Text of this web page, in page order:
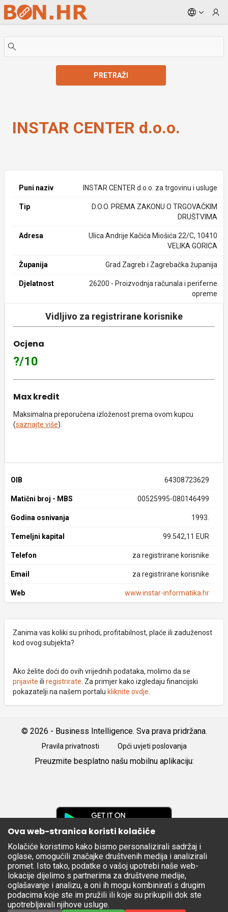
Skip to Main Content
PRETRAŽI
INSTAR CENTER d.o.o.
Puni naziv INSTAR CENTER d.o.o. za trgovinu i usluge
Tip
D.O.O. PREMA ZAKONU O TRGOVAČKIM
DRUŠTVIMA
Adresa
Ulica Andrije Kačića Miošića 22/C, 10410
VELIKA GORICA
Županija Grad Zagreb i Zagrebačka županija
Djelatnost
26200 - Proizvodnja računala i periferne
opreme
Vidljivo za registrirane korisnike
Ocjena
?/10
Max kredit
Maksimalna preporučena izloženost prema ovom kupcu
(saznajte više).
OIB 64308723629
Matični broj - MBS 00525995-080146499
Godina osnivanja 1993.
Temeljni kapital 99.542,11 EUR
Telefon za registrirane korisnike
Email za registrirane korisnike
Web www.instar-informatika.hr
Zanima vas koliki su prihodi, profitabilnost, plaće ili zaduženost
kod ovog subjekta?
Ako želite doći do ovih vrijednih podataka, molimo da se
prijavite ili registrirate . Za primjer kako izgledaju financijski
pokazatelji na našem portalu kliknite ovdje
© 2026 - Business Intelligence. Sva prava pridržana.
Pravila privatnosti Opći uvjeti poslovanja
Preuzmite besplatno našu mobilnu aplikaciju:
Apple
Store
Ova web-stranica koristi kolačiće
Kolačiće koristimo kako bismo personalizirali sadržaj i
oglase, omogućili značajke društvenih medija i analizirali
promet. Isto tako, podatke o vašoj upotrebi naše web-
lokacije dijelimo s partnerima za društvene medije,
oglašavanje i analizu, a oni ih mogu kombinirati s drugim
podacima koje ste im pružili ili koje su prikupili dok ste
upotrebljavali njihove usluge.